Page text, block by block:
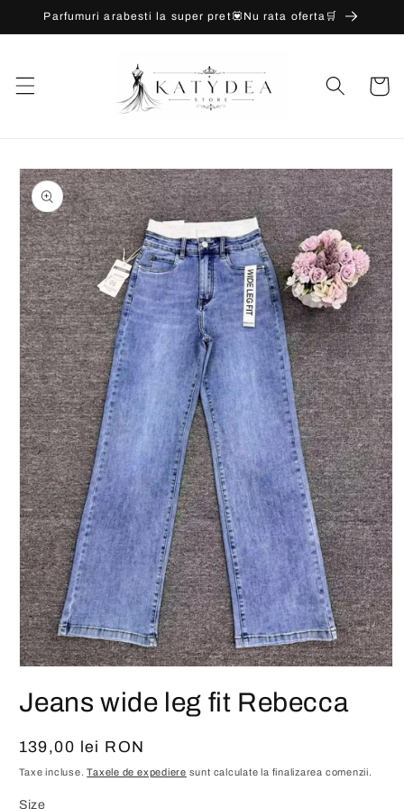
Salt la
conținut
Parfumuri arabesti la super pret💟Nu rata oferta🛒
Coș
informațiile
despre
produs
media
1
o
fereastră
modală
Jeans wide leg fit Rebecca
Preț
obișnuit
139,00 lei RON
Taxe incluse.Taxele de expediere sunt calculate la finalizarea comenzii.
Size